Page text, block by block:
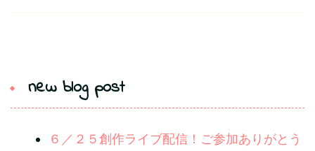
new blog post
６／２５創作ライブ配信！ご参加ありがとう